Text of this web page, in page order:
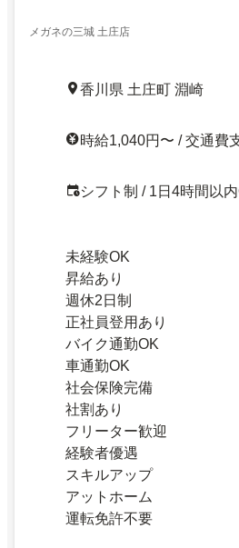
メガネの三城 土庄店
香川県 土庄町 淵崎
時給1,040円〜 / 交通費
シフト制 / 1日4時間以
未経験OK
昇給あり
週休2日制
正社員登用あり
バイク通勤OK
車通勤OK
社会保険完備
社割あり
フリーター歓迎
経験者優遇
スキルアップ
アットホーム
運転免許不要